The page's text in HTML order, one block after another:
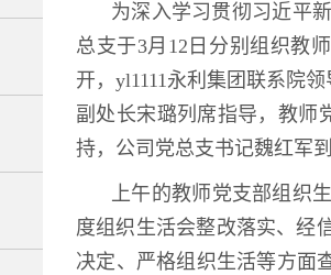
为深入学习贯彻习近平
总支于3月12日分别组织教
开，​yl1111永利集团联系院
副处长宋璐列席指导，教师
持，​公司党总支书记魏红军
上午的教师党支部组织
度组织生活会整改落实、经
决定、严格组织生活等方面